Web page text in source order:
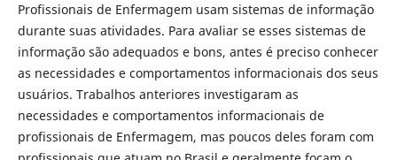
Profissionais de Enfermagem usam sistemas de informação
durante suas atividades. Para avaliar se esses sistemas de
informação são adequados e bons, antes é preciso conhecer
as necessidades e comportamentos informacionais dos seus
usuários. Trabalhos anteriores investigaram as
necessidades e comportamentos informacionais de
profissionais de Enfermagem, mas poucos deles foram com